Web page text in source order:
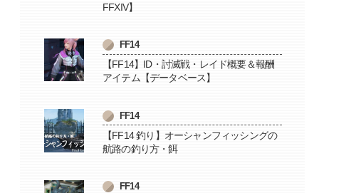
FFXIV】
FF14
【FF14】ID・討滅戦・レイド概要＆報酬
アイテム【データベース】
FF14
【FF14 釣り】オーシャンフィッシングの
航路の釣り方・餌
FF14